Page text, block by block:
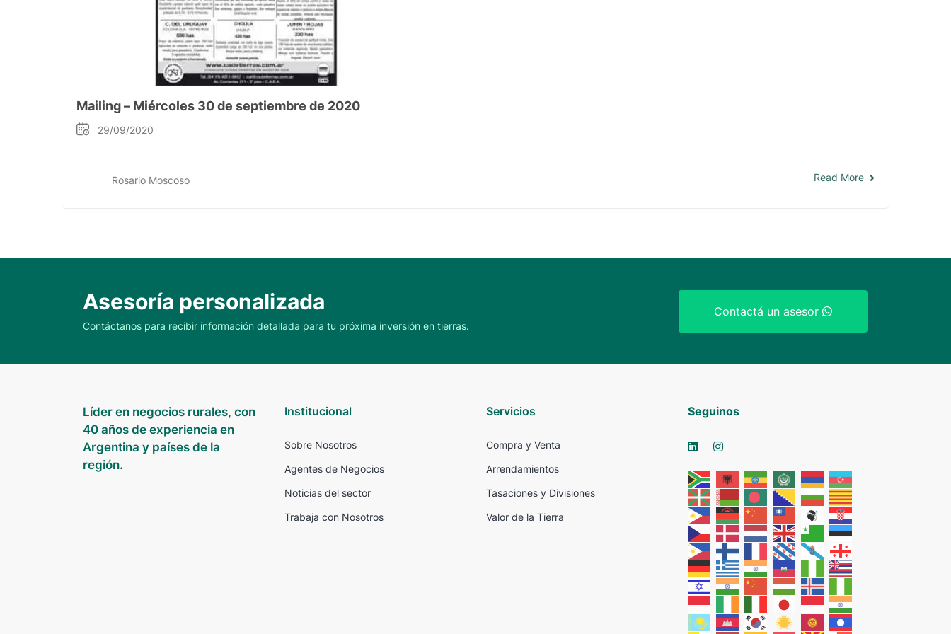
Mailing – Miércoles 30 de septiembre de 2020
29/09/2020
Rosario Moscoso Read More
Asesoría personalizada
Contáctanos para recibir información detallada para tu próxima inversión en tierras.
Contactá un asesor
Líder en negocios rurales, con
40 años de experiencia en
Argentina y países de la
región.
Institucional
Sobre Nosotros
Agentes de Negocios
Noticias del sector
Trabaja con Nosotros
Servicios
Compra y Venta
Arrendamientos
Tasaciones y Divisiones
Valor de la Tierra
Seguinos